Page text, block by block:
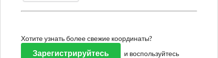
Хотите узнать более свежие координаты?
Зарегистрируйтесь
и воспользуйтесь